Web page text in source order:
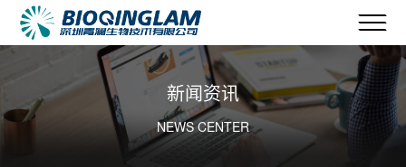
新闻资讯
NEWS CENTER